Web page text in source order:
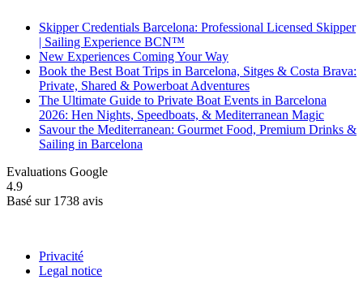
Skipper Credentials Barcelona: Professional Licensed Skipper
| Sailing Experience BCN™
New Experiences Coming Your Way
Book the Best Boat Trips in Barcelona, Sitges & Costa Brava:
Private, Shared & Powerboat Adventures
The Ultimate Guide to Private Boat Events in Barcelona
2026: Hen Nights, Speedboats, & Mediterranean Magic
Savour the Mediterranean: Gourmet Food, Premium Drinks &
Sailing in Barcelona
Evaluations Google
4.9
Basé sur 1738 avis
Privacité
Legal notice